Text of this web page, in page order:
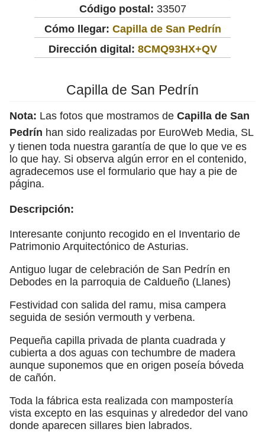
Código postal: 33507
Cómo llegar: Capilla de San Pedrín
Dirección digital: 8CMQ93HX+QV
Capilla de San Pedrín
Nota: Las fotos que mostramos de Capilla de San
Pedrín han sido realizadas por EuroWeb Media, SL
y tienen toda nuestra garantía de que lo que ve es
lo que hay. Si observa algún error en el contenido,
agradecemos use el formulario que hay a pie de
página.
Descripción:
Interesante conjunto recogido en el Inventario de
Patrimonio Arquitectónico de Asturias.
Antiguo lugar de celebración de San Pedrín en
Debodes en la parroquia de Caldueño (Llanes)
Festividad con salida del ramu, misa campera
seguida de sesión vermouth y verbena.
Pequeña capilla privada de planta cuadrada y
cubierta a dos aguas con techumbre de madera
aunque suponemos que en origen poseía bóveda
de cañón.
Toda la fábrica esta realizada con mampostería
vista excepto en las esquinas y alrededor del vano
donde aparecen sillares bien labrados.